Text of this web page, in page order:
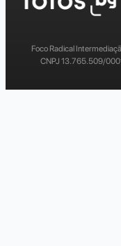
Foco Radical
CNPJ 13.765.509/